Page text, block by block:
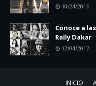
10/24/2016
Conoce a
Rally Dakar
12/04/2017
INICIO